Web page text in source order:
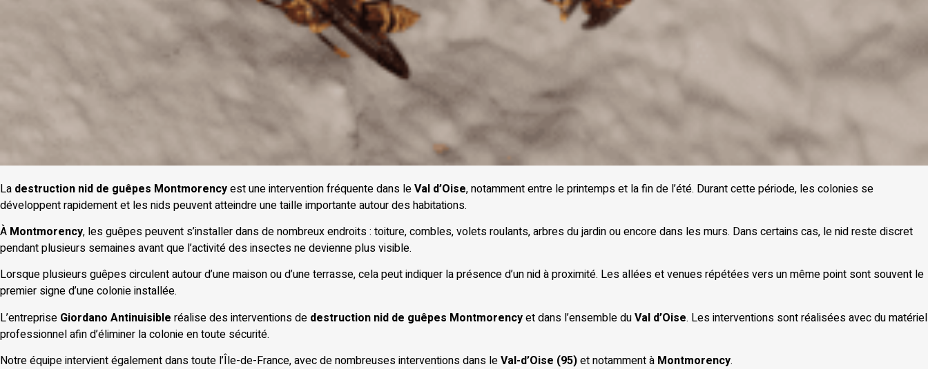
La destruction nid de guêpes Montmorencyest une intervention fréquente dans leVal d’Oise, notamment entre le printemps et la fin de l’été. Durant cette période, les colonies se
développent rapidement et les nids peuvent atteindre une taille importante autour des habitations.
À Montmorency, les guêpes peuvent s’installer dans de nombreux endroits : toiture, combles, volets roulants, arbres du jardin ou encore dans les murs. Dans certains cas, le nid reste discret
pendant plusieurs semaines avant que l’activité des insectes ne devienne plus visible.
Lorsque plusieurs guêpes circulent autour d’une maison ou d’une terrasse, cela peut indiquer la présence d’un nid à proximité. Les allées et venues répétées vers un même point sont souvent le
premier signe d’une colonie installée.
L’entreprise Giordano Antinuisible réalise des interventions de destruction nid de guêpes Montmorencyet dans l’ensemble duVal d’Oise. Les interventions sont réalisées avec du matériel
professionnel afin d’éliminer la colonie en toute sécurité.
Notre équipe intervient également dans toute l’Île-de-France, avec de nombreuses interventions dans leVal-d’Oise (95)et notamment à Montmorency.